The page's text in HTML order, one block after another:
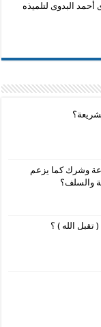
البدوى لتلميذه
وشرك كما يزعم
والسلف؟
الله ) ؟